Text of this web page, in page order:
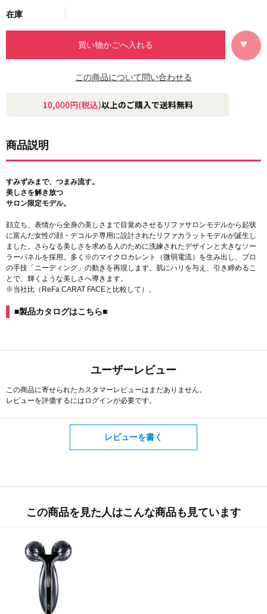
在庫
この商品について問い合わせる
商品説明
すみずみまで、つまみ流す。
美しさを解き放つ
サロン限定モデル。
顔立ち、表情から全身の美しさまで目覚めさせるリファサロンモデルから起状
に富んだ女性の顔・デコルテ専用に設計されたリファカラットモデルが誕生し
ました。さらなる美しさを求める人のために洗練されたデザインと大きなソー
ラーパネルを採用。多く※のマイクロカレント（微弱電流）を生み出し、プロ
の手技「ニーディング」の動きを再現します。肌にハリを与え、引き締めるこ
とで、輝くような美しさへ導きます。
※当社比（ReFa CARAT FACEと比較して）。
■製品カタログはこちら■
ユーザーレビュー
この商品に寄せられたカスタマーレビューはまだありません。
レビューを評価するには ログインが必要です。
レビューを書く
この商品を見た人はこんな商品も見ています